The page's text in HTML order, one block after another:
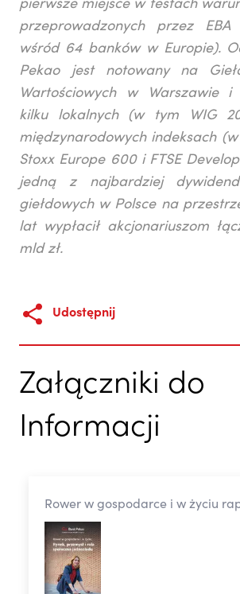
pierwsze miejsce w testach
przeprowadzonych przez
wśród 64 banków w Europie).
Pekao jest notowany na
Wartościowych w Warszawie i
kilku lokalnych (w tym WIG
międzynarodowych indeksach
Stoxx Europe 600 i FTSE
jedną z najbardziej
giełdowych w Polsce na
lat wypłacił akcjonariuszom
mld zł.
Udostępnij
Załączniki do
Informacji
Rower w gospodarce i w życiu